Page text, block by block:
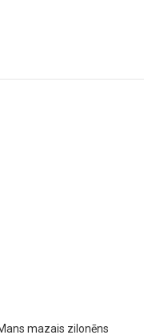
mazais zilonēns